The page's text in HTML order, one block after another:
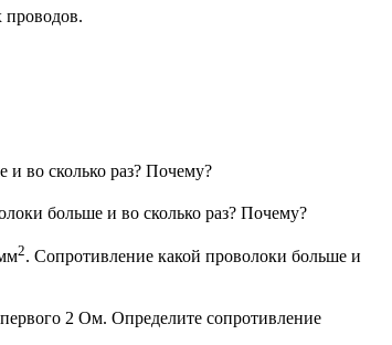
проводов.
во сколько раз? Почему?
больше и во сколько раз? Почему?
2. Сопротивление какой проволоки больше и
2 Ом. Определите сопротивление